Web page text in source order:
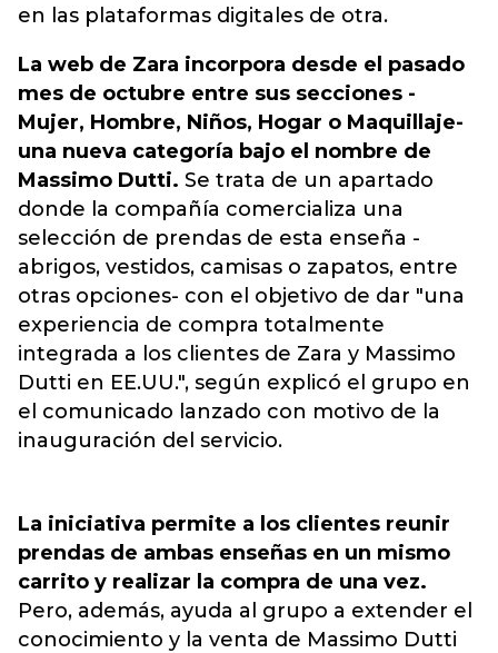
en las plataformas digitales de otra.
La web de Zara incorpora desde el pasado
mes de octubre entre sus secciones -
Mujer, Hombre, Niños, Hogar o Maquillaje-
una nueva categoría bajo el nombre de
Massimo Dutti. Se trata de un apartado
donde la compañía comercializa una
selección de prendas de esta enseña -
abrigos, vestidos, camisas o zapatos, entre
otras opciones- con el objetivo de dar "una
experiencia de compra totalmente
integrada a los clientes de Zara y Massimo
Dutti en EE.UU.", según explicó el grupo en
el comunicado lanzado con motivo de la
inauguración del servicio.
La iniciativa permite a los clientes reunir
prendas de ambas enseñas en un mismo
carrito y realizar la compra de una vez.
Pero, además, ayuda al grupo a extender el
conocimiento y la venta de Massimo Dutti